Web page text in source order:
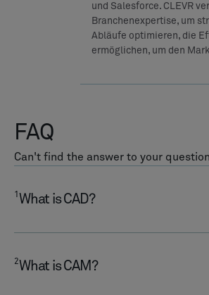
und Salesforce. CLEVR
Branchenexpertise, um
Abläufe optimieren, die
ermöglichen, um den
FAQ
Can't find the answer to your
1 What is CAD?
2What is CAM?